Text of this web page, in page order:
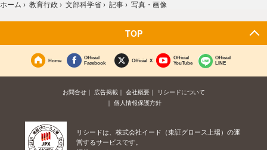
ホーム › 教育行政 › 文部科学省 › 記事 › 写真・画像
TOP
Home
Official
Facebook
Official X
Official
YouTube
Official
LINE
お問合せ 広告掲載 会社概要
リシードについて
個人情報保護方針
リシードは、株式会社イード（東証グロース上場）の運
営するサービスです。